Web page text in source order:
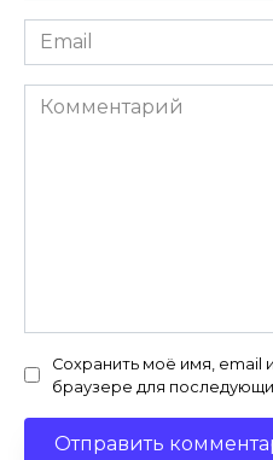
Email
*
Комментарий
Сохранить моё имя, email
браузере для